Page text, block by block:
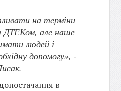
на терміни
ДТЕКом, але наше
людей і
допомогу», -
в